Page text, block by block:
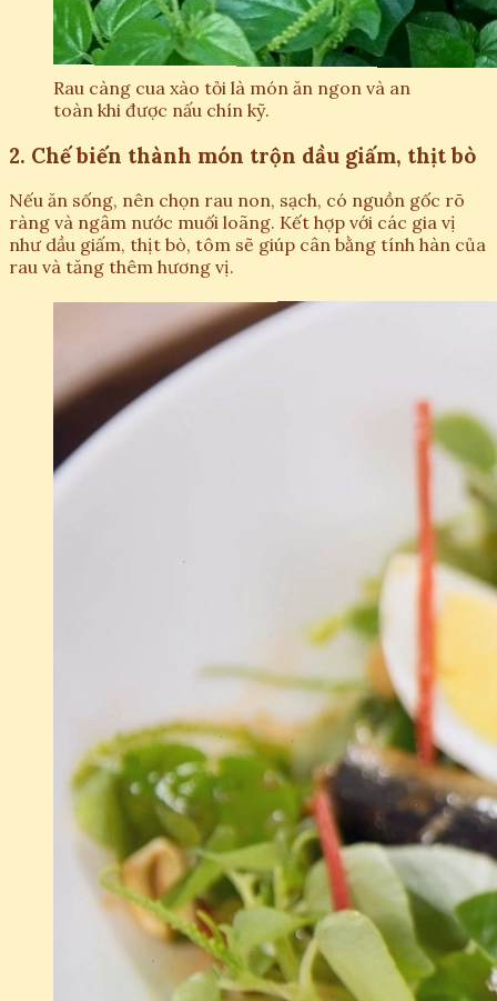
Rau càng cua xào tỏi là món ăn ngon và an
toàn khi được nấu chín kỹ.
2. Chế biến thành món trộn dầu giấm, thịt bò
Nếu ăn sống, nên chọn rau non, sạch, có nguồn gốc rõ
ràng và ngâm nước muối loãng. Kết hợp với các gia vị
như dầu giấm, thịt bò, tôm sẽ giúp cân bằng tính hàn của
rau và tăng thêm hương vị.